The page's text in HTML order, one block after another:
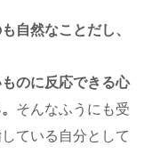
自然なことだし、
のに反応できる心
そんなふうにも受
ている自分として